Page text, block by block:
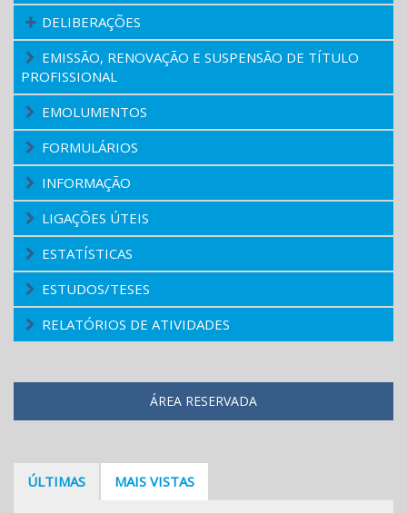
DELIBERAÇÕES
EMISSÃO, RENOVAÇÃO E SUSPENSÃO DE TÍTULO
PROFISSIONAL
EMOLUMENTOS
FORMULÁRIOS
INFORMAÇÃO
LIGAÇÕES ÚTEIS
ESTATÍSTICAS
ESTUDOS/TESES
RELATÓRIOS DE ATIVIDADES
ÁREA RESERVADA
ÚLTIMAS MAIS VISTAS